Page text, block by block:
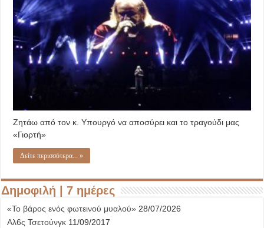
Ζητάω από τον κ. Υπουργό να αποσύρει και το τραγούδι μας
«Γιορτή»
Δείτε περισσότερα... »
Δημοφιλή | 7 ημέρες
«Το βάρος ενός φωτεινού μυαλού» 28/07/2026
Αλ6ς Τσετούνγκ 11/09/2017